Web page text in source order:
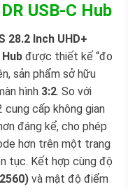
USB-C Hub
28.2 Inch UHD+
được thiết kế “đo
sản phẩm sở hữu
hình 3:2. So với
cấp không gian
đáng kể, cho phép
hơn trên một trang
tục. Kết hợp cùng độ
và mật độ điểm